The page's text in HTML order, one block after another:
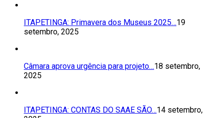
ITAPETINGA: Primavera dos Museus 2025…19
setembro, 2025
Câmara aprova urgência para projeto…18 setembro,
2025
ITAPETINGA: CONTAS DO SAAE SÃO…14 setembro,